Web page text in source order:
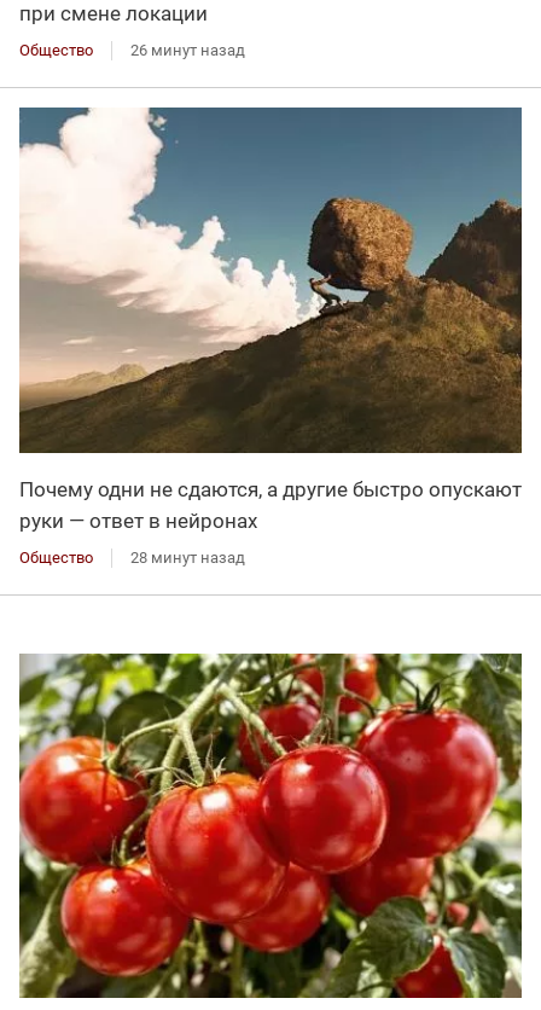
при смене локации
Общество 26 минут назад
Почему одни не сдаются, а другие быстро опускают
руки — ответ в нейронах
Общество 28 минут назад